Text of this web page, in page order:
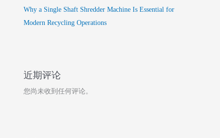
Why a Single Shaft Shredder Machine Is Essential for
Modern Recycling Operations
近期评论
您尚未收到任何评论。